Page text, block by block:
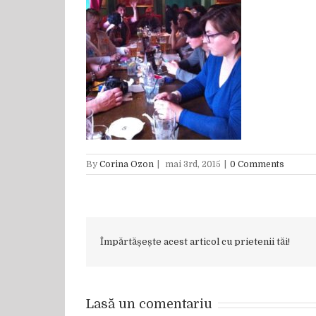
By Corina Ozon mai 3rd, 2015 0 Comments
Împărtășește acest articol cu prietenii tăi!
Lasă un comentariu